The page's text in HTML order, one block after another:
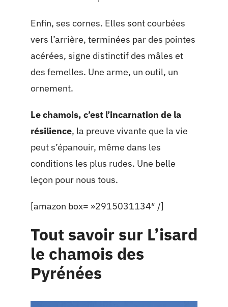
Enfin, ses cornes. Elles sont courbées
vers l’arrière, terminées par des pointes
acérées, signe distinctif des mâles et
des femelles. Une arme, un outil, un
ornement.
Le chamois, c’est l’incarnation de la
résilience, la preuve vivante que la vie
peut s’épanouir, même dans les
conditions les plus rudes. Une belle
leçon pour nous tous.
[amazon box= »2915031134″ /]
Tout savoir sur L’isard
le chamois des
Pyrénées